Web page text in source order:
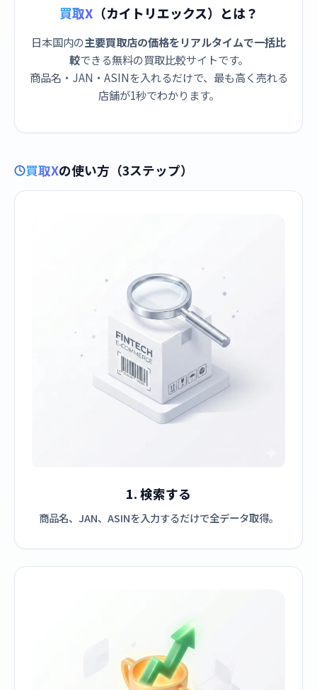
買取X （カイトリエックス）とは？
日本国内の主要買取店の価格をリアルタイムで一括比
較できる無料の買取比較サイトです。
商品名・JAN・ASINを入れるだけで、最も高く売れる
店舗が1秒でわかります。
買取Xの使い方（3ステップ）
1. 検索する
商品名、JAN、ASINを入力するだけで全データ取得。